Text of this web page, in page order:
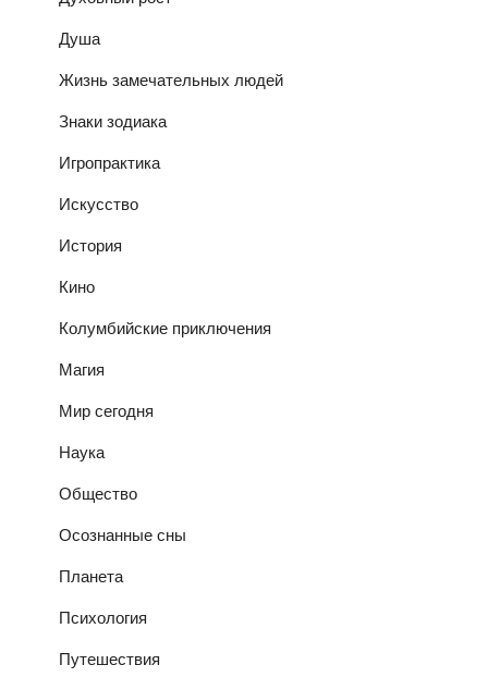
Душа
Жизнь замечательных людей
Знаки зодиака
Игропрактика
Искусство
История
Кино
Колумбийские приключения
Магия
Мир сегодня
Наука
Общество
Осознанные сны
Планета
Психология
Путешествия